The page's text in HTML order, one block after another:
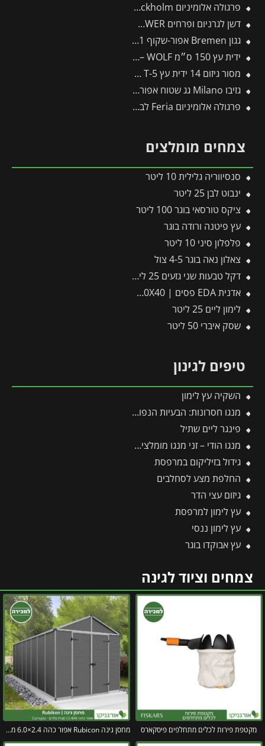
פרגולה אלומיניום Stockholm שקופה 3.4X8.1 עיצוב מודרני מבית Canopia
דשן לגרניום ופרחים FLOWER
גגון Bremen אפור-שקוף 0.9X2.1 עיצוב מודרני מבית פלרם – Canopia
ידית עץ 150 ס״מ ZM150 – WOLF
מסור גיזום 14 ידית עץ T-5 -תבור
גזיבו Milano גג שטוח אפור כהה 3X3 מבית פלרם – Canopia
פרגולה אלומיניום Feria לבנה 3X5.5 מבית פלרם – Canopia
צמחים מומלצים
סנסיווריה גלילית 10 ליטר
ינבוט לבן 25 ליטר
ציקס טורסאי בוגר 100 ליטר
עץ פיטנה ורודה בוגר
פלפלון סיני 10 ליטר
צאלון נאה בוגר 4-5 צול
דקל טבעות שני גזעים 25 ליטר
אדנית EDA פסים | 100X40X40 ס"מ | אפור כהה
לימון ליים 25 ליטר
שסק איברי 50 ליטר
טיפים לגינון
השקיה עץ לימון
מנגו חסרונות: הבעיות הנפוצות בגידול עץ מנגו ואיך פותרים אותן בקלות?
פינגר ליים שתיל
מנגו הודי – זני מנגו מומלצים בעלי פרופיל טעם עשיר וארומטי
גידול בזיליקום במרפסת
החלפת מצע לסחלבים
גיזום עצי הדר
עץ לימון למרפסת
עץ לימון ננסי
עץ אבוקדו בוגר
צמחים וציוד לגינה
מקטפת פירות לכלים מתחלפים פיסקארס מחסן גינה Rubicon אפור כהה 2.4×6.0 מבית פלרם קנופיה